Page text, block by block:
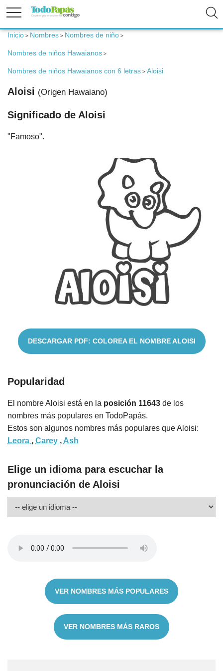
Bebé
Niños
Inicio > Nombres > Nombres de niño >
Nombres de niños Hawaianos >
Nombres de niños Hawaianos con 6 letras > Aloisi
Aloisi (Origen Hawaiano)
Significado de Aloisi
"Famoso".
DESCARGAR PDF: COLOREA EL NOMBRE ALOISI
Popularidad
El nombre Aloisi está en la posición 11643 de los
nombres más populares en TodoPapás.
Estos son algunos nombres más populares que Aloisi:
Leora , Carey , Ash
Elige un idioma para escuchar la
pronunciación de Aloisi
VER NOMBRES MÁS POPULARES
VER NOMBRES MÁS RAROS